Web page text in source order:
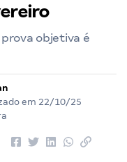
prova objetiva é
em 22/10/25